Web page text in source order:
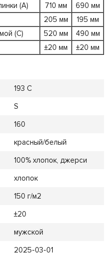
(A)
710 мм
690 мм
205 мм
195 мм
(С)
520 мм
490 мм
±20 мм ±20 мм
193 C
S
160
красный/белый
100% хлопок, джерси
хлопок
150 г/м2
±20
мужской
2025-03-01